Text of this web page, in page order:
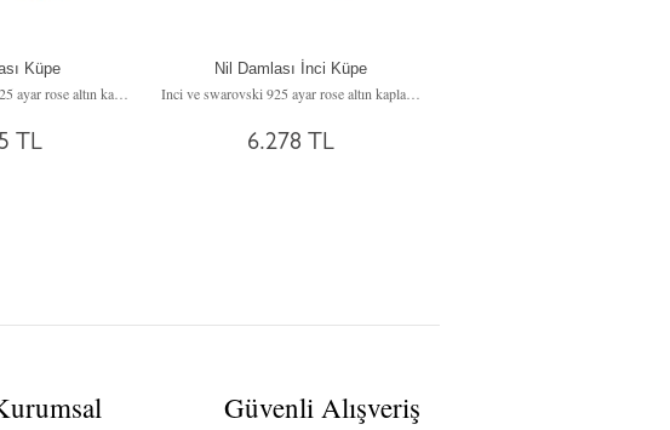
Küpe
TL
Nil Damlası İnci Küpe
6.278 TL
Güvenli Alışveriş